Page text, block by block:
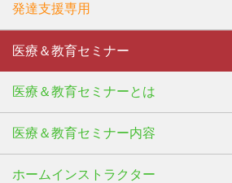
発達支援専用
医療＆教育セミナー
医療＆教育セミナーとは
医療＆教育セミナー内容
ホームインストラクター